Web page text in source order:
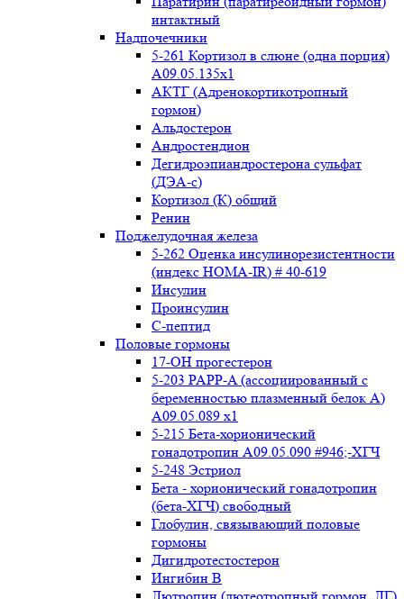
интактный
Надпочечники
5-261 Кортизол в слюне (одна порция)
A09.05.135x1
АКТГ (Адренокортикотропный
гормон)
Альдостерон
Андростендион
Дегидроэпиандростерона сульфат
(ДЭА-с)
Кортизол (К) общий
Ренин
Поджелудочная железа
5-262 Оценка инсулинорезистентности
(индекс HOMA-IR) # 40-619
Инсулин
Проинсулин
С-пептид
Половые гормоны
17-ОН прогестерон
5-203 PAPP-A (ассоциированный с
беременностью плазменный белок А)
А09.05.089 x1
5-215 Бета-хорионический
гонадотропин А09.05.090 #946;-ХГЧ
5-248 Эстриол
Бета - хорионический гонадотропин
(бета-ХГЧ) свободный
Глобулин, связывающий половые
гормоны
Дигидротестостерон
Ингибин В